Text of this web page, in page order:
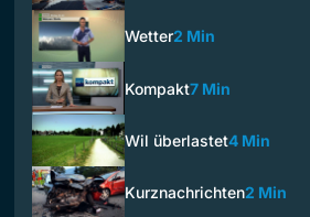
Wetter2 Min
Kompakt7 Min
Wil überlastet4 Min
Kurznachrichten2 Min